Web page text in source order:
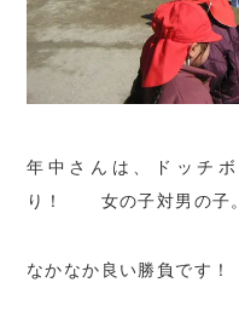
年中さんは、ドッチ
り！ 女の子対男の子。
なかなか良い勝負です！